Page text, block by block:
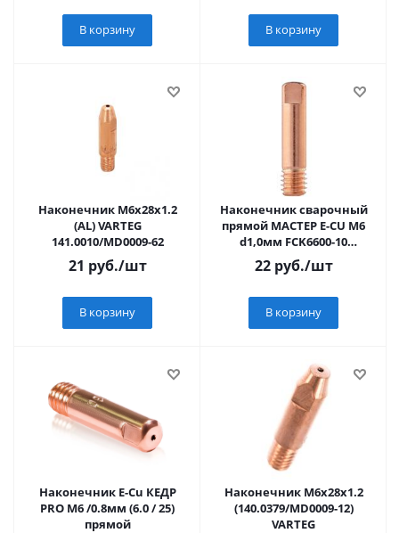
В корзину В корзину
Наконечник M6х28х1.2
(AL) VARTEG
141.0010/MD0009-62
21 руб./шт
В корзину
Наконечник сварочный
прямой МАСТЕР E-CU М6
d1,0мм FCK6600-10
(10228010/251124/5334522 ,
КИТАЙ)
22руб./шт
В корзину
Наконечник E-Cu КЕДР
PRO М6 /0.8мм (6.0 / 25)
прямой
Наконечник M6х28х1.2
(140.0379/MD0009-12)
VARTEG